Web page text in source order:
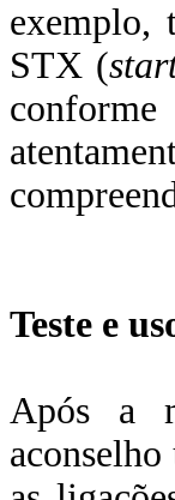
exemplo,
STX (
Teste e
Após a